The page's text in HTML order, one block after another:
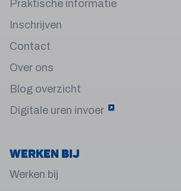
Praktische informatie
Inschrijven
Contact
Over ons
Blog overzicht
Digitale uren invoer
Werken bij
Werken bij